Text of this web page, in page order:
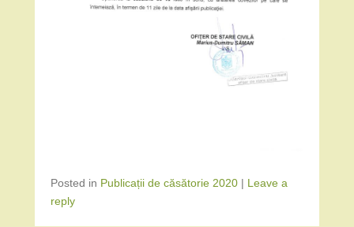
Posted in Publicații de căsătorie 2020 | Leave a
reply